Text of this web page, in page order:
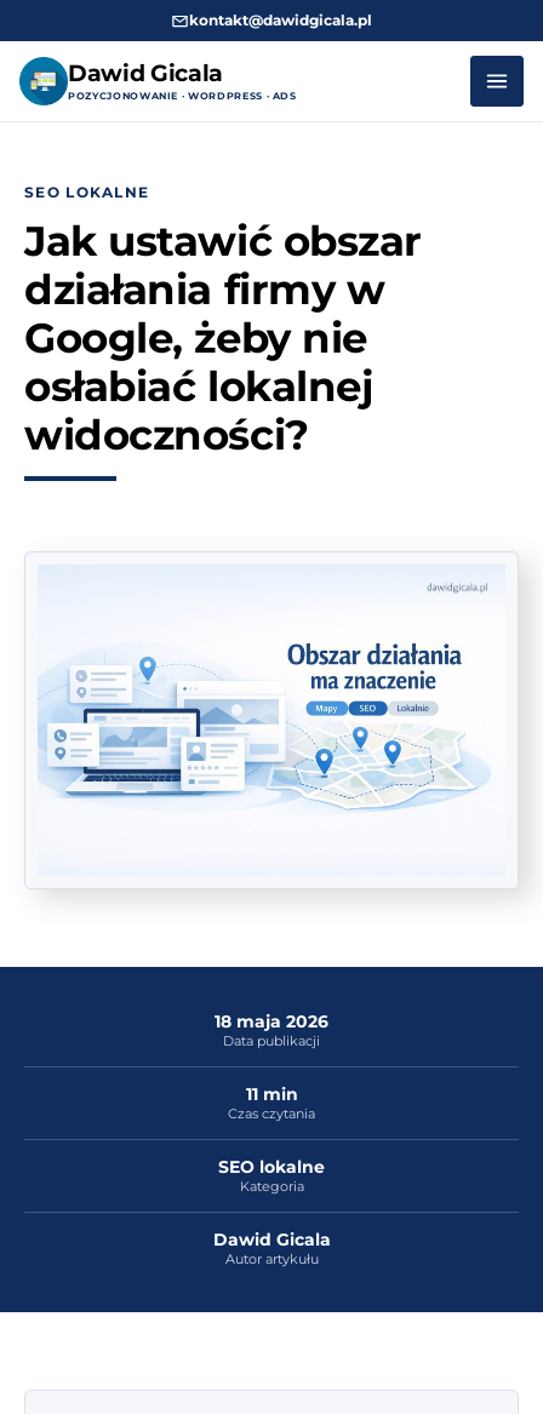
kontakt@dawidgicala.pl
Dawid Gicala
POZYCJONOWANIE · WORDPRESS · ADS
treściSEO LOKALNE
Jak ustawić obszar
działania firmy w
Google, żeby nie
osłabiać lokalnej
widoczności?
18 maja 2026
Data publikacji
11 min
Czas czytania
SEO lokalne
Kategoria
Dawid Gicala
Autor artykułu